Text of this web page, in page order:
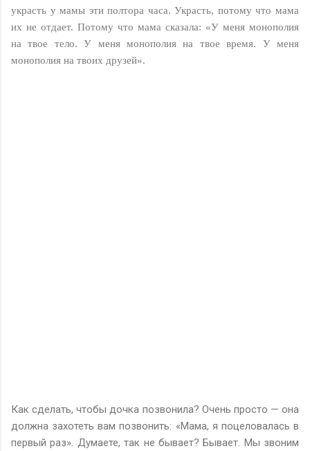
украсть у мамы эти полтора часа. Украсть, потому что мама
их не отдает. Потому что мама сказала: «У меня монополия
на твое тело. У меня монополия на твое время. У меня
монополия на твоих друзей».
Как сделать, чтобы дочка позвонила? Очень просто — она
должна захотеть вам позвонить: «Мама, я поцеловалась в
первый раз». Думаете, так не бывает? Бывает. Мы звоним